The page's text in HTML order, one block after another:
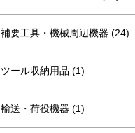
補要工具・機械周辺機器 (24)
ツール収納用品 (1)
輸送・荷役機器 (1)